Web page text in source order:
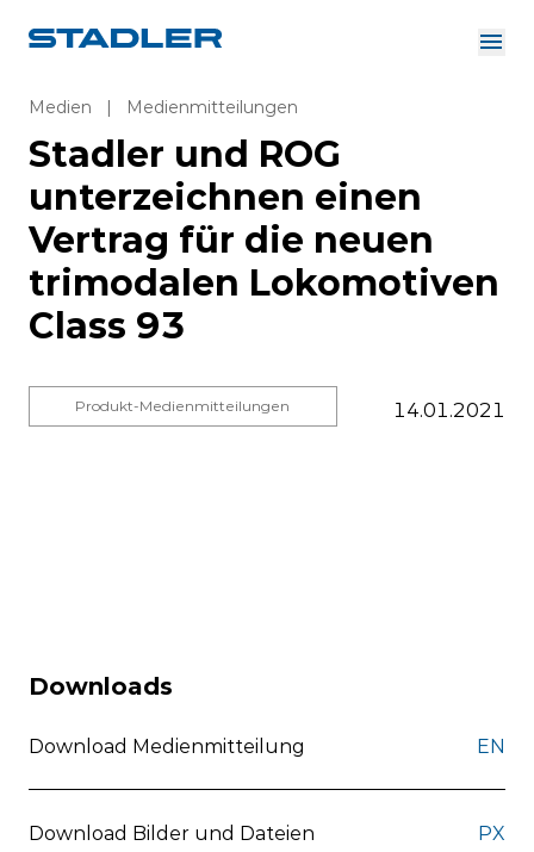
Investor Relations
Zulieferer
Downloads
Deutsch
Über uns
Lösungen
Karriere
Medien | Medienmitteilungen
Stadler und ROG
unterzeichnen einen
Vertrag für die neuen
trimodalen Lokomotiven
Class 93
Produkt-Medienmitteilungen 14.01.2021
Downloads
Download Medienmitteilung EN
Download Bilder und Dateien PX